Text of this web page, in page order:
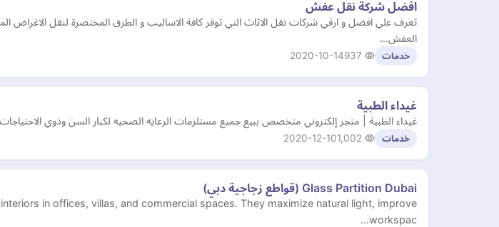
افضل شركة نقل عفش
تعرف علي افضل و ارقي شركات نقل الاثاث التي توفر كافة الاساليب و الطرق المختصرة لنقل
العفش…
خدمات 2020-10-14
غيداء الطبية
غيداء الطبية | متجر إلكتروني متخصص ببيع جميع مستلزمات الرعايه الصحيه لكبار السن وذوي
خدمات 2020-12-10
Glass Partition Dubai (قواطع زجاجية دبي)
in offices, villas, and commercial spaces. They maximize natural light, improve
workspac…